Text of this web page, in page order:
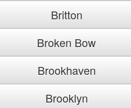
Britton
Broken Bow
Brookhaven
Brooklyn